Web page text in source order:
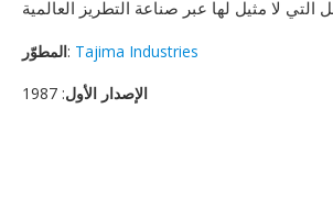
المطوّر: Tajima Industries
الإصدار الأول: 1987